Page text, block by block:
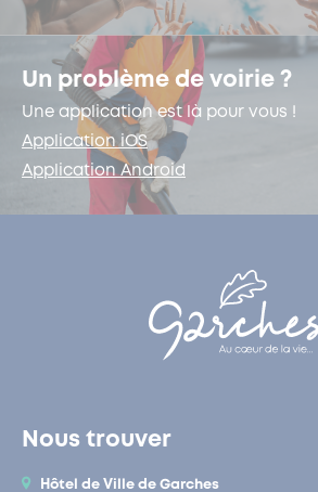
Un problème de voirie ?
Une application est là pour vous !
Application iOS
Application Android
Nous trouver
Hôtel de Ville de Garches